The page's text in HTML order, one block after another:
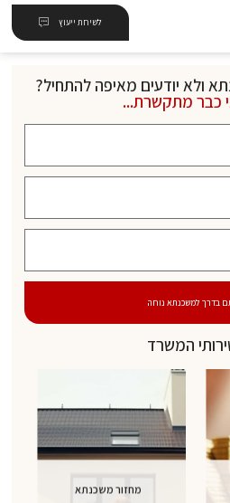
לשיחת ייעוץ
ולא יודעים מאיפה להתחיל?
כבר מתקשרת...
בדרך למשכנתא נוחה
המשרד
מחזור משכנתא